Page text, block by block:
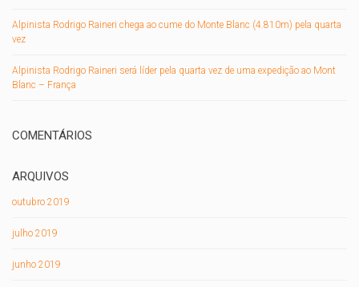
Alpinista Rodrigo Raineri chega ao cume do Monte Blanc (4.810m) pela quarta
vez
Alpinista Rodrigo Raineri será líder pela quarta vez de uma expedição ao Mont
Blanc – França
COMENTÁRIOS
ARQUIVOS
outubro 2019
julho 2019
junho 2019